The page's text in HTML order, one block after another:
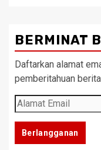
BERMINAT
Daftarkan alamat
pemberitahuan
Alamat
Email
Berlangganan